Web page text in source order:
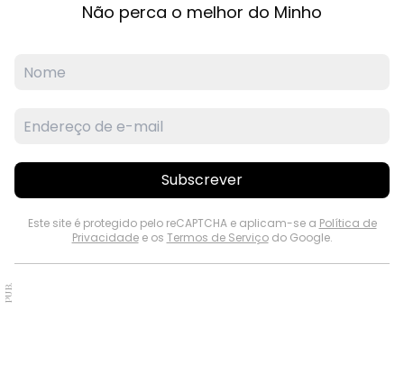
Não perca o melhor do Minho
Subscrever
Este site é protegido pelo reCAPTCHA e aplicam-se a Política de
Privacidadee os Termos de Serviçodo Google.
PUB.